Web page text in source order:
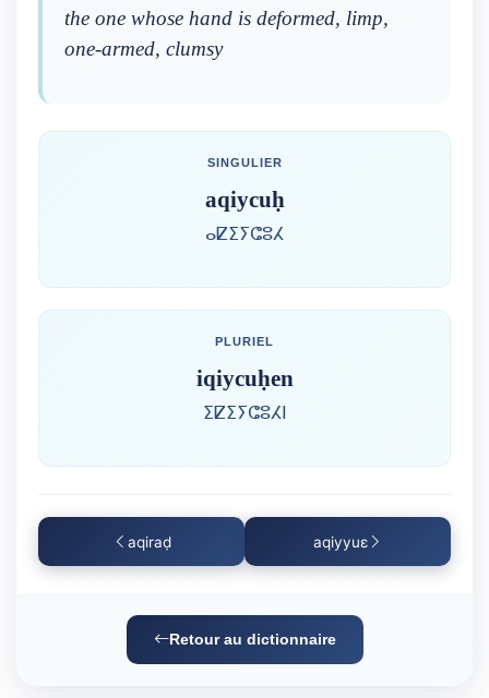
the one whose hand is deformed, limp,
one-armed, clumsy
SINGULIER
aqiycuḥ
ⴰⵇⵉⵢⵛⵓⵃ
PLURIEL
iqiycuḥen
ⵉⵇⵉⵢⵛⵓⵃⵏ
aqiraḍ aqiyyuɛ
Retour au dictionnaire